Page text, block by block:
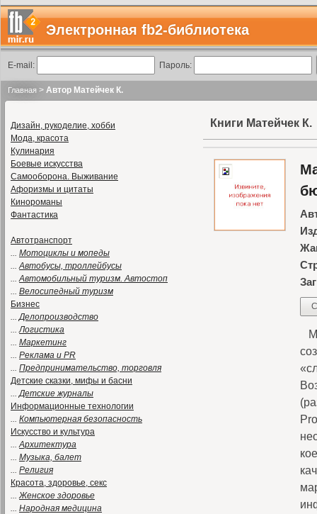
Электронная fb2-библиотека
E-mail: Пароль:
Главная > Автор Матейчек К.
Дизайн, рукоделие, хобби
Мода, красота
Кулинария
Боевые искусства
Самооборона. Выживание
Афоризмы и цитаты
Кинороманы
Фантастика
Автотранспорт
... Мотоциклы и мопеды
...Автобусы, троллейбусы
...Автомобильный туризм. Автостоп
... Велосипедный туризм
Бизнес
...Делопроизводство
...Логистика
... Маркетинг
... Реклама и PR
... Предпринимательство, торговля
Детские сказки, мифы и басни
...Детские журналы
Информационные технологии
... Компьютерная безопасность
Искусство и культура
...Архитектура
... Музыка, балет
... Религия
Красота, здоровье, секс
...Женское здоровье
... Народная медицина
Книги Матейчек К.